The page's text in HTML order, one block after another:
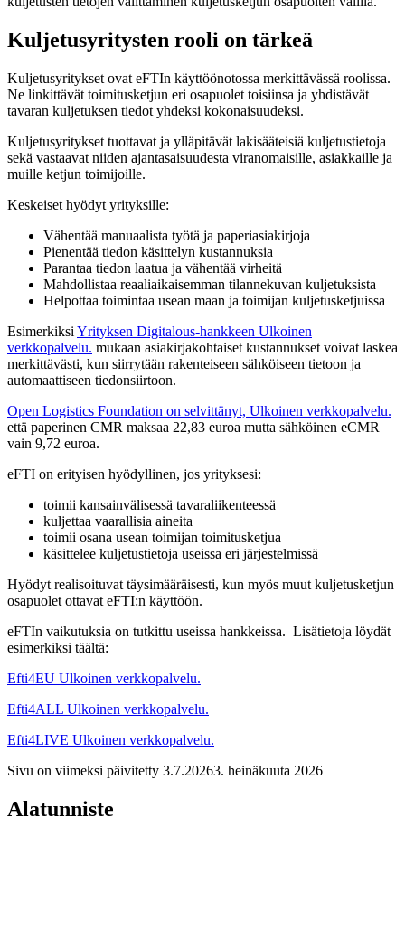
Kuljetusyritysten rooli on tärkeä
Kuljetusyritykset ovat eFTIn käyttöönotossa merkittävässä roolissa.
Ne linkittävät toimitusketjun eri osapuolet toisiinsa ja yhdistävät
tavaran kuljetuksen tiedot yhdeksi kokonaisuudeksi.
Kuljetusyritykset tuottavat ja ylläpitävät lakisääteisiä kuljetustietoja
sekä vastaavat niiden ajantasaisuudesta viranomaisille, asiakkaille ja
muille ketjun toimijoille.
Keskeiset hyödyt yrityksille:
Vähentää manuaalista työtä ja paperiasiakirjoja
Pienentää tiedon käsittelyn kustannuksia
Parantaa tiedon laatua ja vähentää virheitä
Mahdollistaa reaaliaikaisemman tilannekuvan kuljetuksista
Helpottaa toimintaa usean maan ja toimijan kuljetusketjuissa
Esimerkiksi Yrityksen Digitalous-hankkeen Ulkoinen
verkkopalvelu. mukaan asiakirjakohtaiset kustannukset voivat laskea
merkittävästi, kun siirrytään rakenteiseen sähköiseen tietoon ja
automaattiseen tiedonsiirtoon.
Open Logistics Foundation on selvittänyt, Ulkoinen verkkopalvelu.
että paperinen CMR maksaa 22,83 euroa mutta sähköinen eCMR
vain 9,72 euroa.
eFTI on erityisen hyödyllinen, jos yrityksesi:
toimii kansainvälisessä tavaraliikenteessä
kuljettaa vaarallisia aineita
toimii osana usean toimijan toimitusketjua
käsittelee kuljetustietoja useissa eri järjestelmissä
Hyödyt realisoituvat täysimääräisesti, kun myös muut kuljetusketjun
osapuolet ottavat eFTI:n käyttöön.
eFTIn vaikutuksia on tutkittu useissa hankkeissa. Lisätietoja löydät
esimerkiksi täältä:
Efti4EU Ulkoinen verkkopalvelu.
Efti4ALL Ulkoinen verkkopalvelu.
Efti4LIVE Ulkoinen verkkopalvelu.
Sivu on viimeksi päivitetty 3.7.20263. heinäkuuta 2026
Alatunniste